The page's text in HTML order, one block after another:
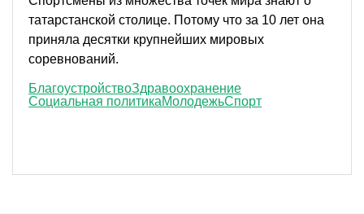
татарстанской столице. Потому что за 10 лет она
приняла десятки крупнейших мировых
соревнований.
БлагоустройствоЗдравоохранение
Социальная политикаМолодежьСпорт